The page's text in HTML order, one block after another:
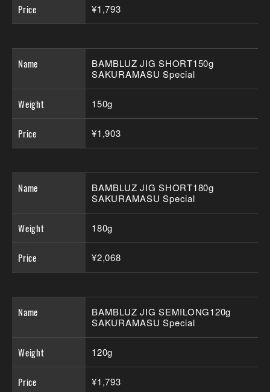
Price ¥1,793
Name
BAMBLUZ JIG SHORT150g
SAKURAMASU Special
Weight 150g
Price ¥1,903
Name
BAMBLUZ JIG SHORT180g
SAKURAMASU Special
Weight 180g
Price ¥2,068
Name
BAMBLUZ JIG SEMILONG120g
SAKURAMASU Special
Weight 120g
Price ¥1,793